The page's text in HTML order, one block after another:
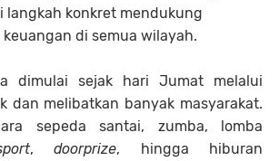
langkah konkret mendukung
di semua wilayah.
dimulai sejak hari Jumat melalui
dan melibatkan banyak masyarakat.
sepeda santai, zumba, lomba
, doorprize, hingga hiburan